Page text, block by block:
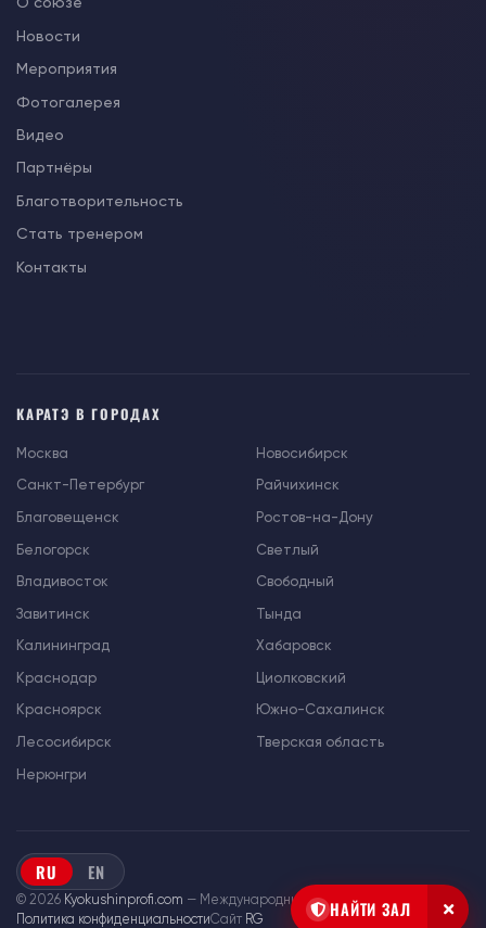
Новости
Мероприятия
Фотогалерея
Видео
Партнёры
Благотворительность
Стать тренером
Контакты
КАРАТЭ В ГОРОДАХ
Москва
Санкт-Петербург
Благовещенск
Белогорск
Владивосток
Завитинск
Калининград
Краснодар
Красноярск
Лесосибирск
Нерюнгри
Новосибирск
Райчихинск
Ростов-на-Дону
Светлый
Свободный
Тында
Хабаровск
Циолковский
Южно-Сахалинск
Тверская область
© 2026 Kyokushinprofi.com — Международный союз «Киокушин Профи»
Политика конфиденциальностиСайт RG
RU EN
НАЙТИ ЗАЛ